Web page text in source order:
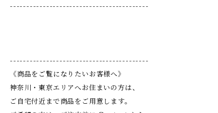
------------------------------------------
------------------------------------------
《商品をご覧になりたいお客様へ》
神奈川・東京エリアへお住まいの方は、
ご自宅付近まで商品をご用意します。